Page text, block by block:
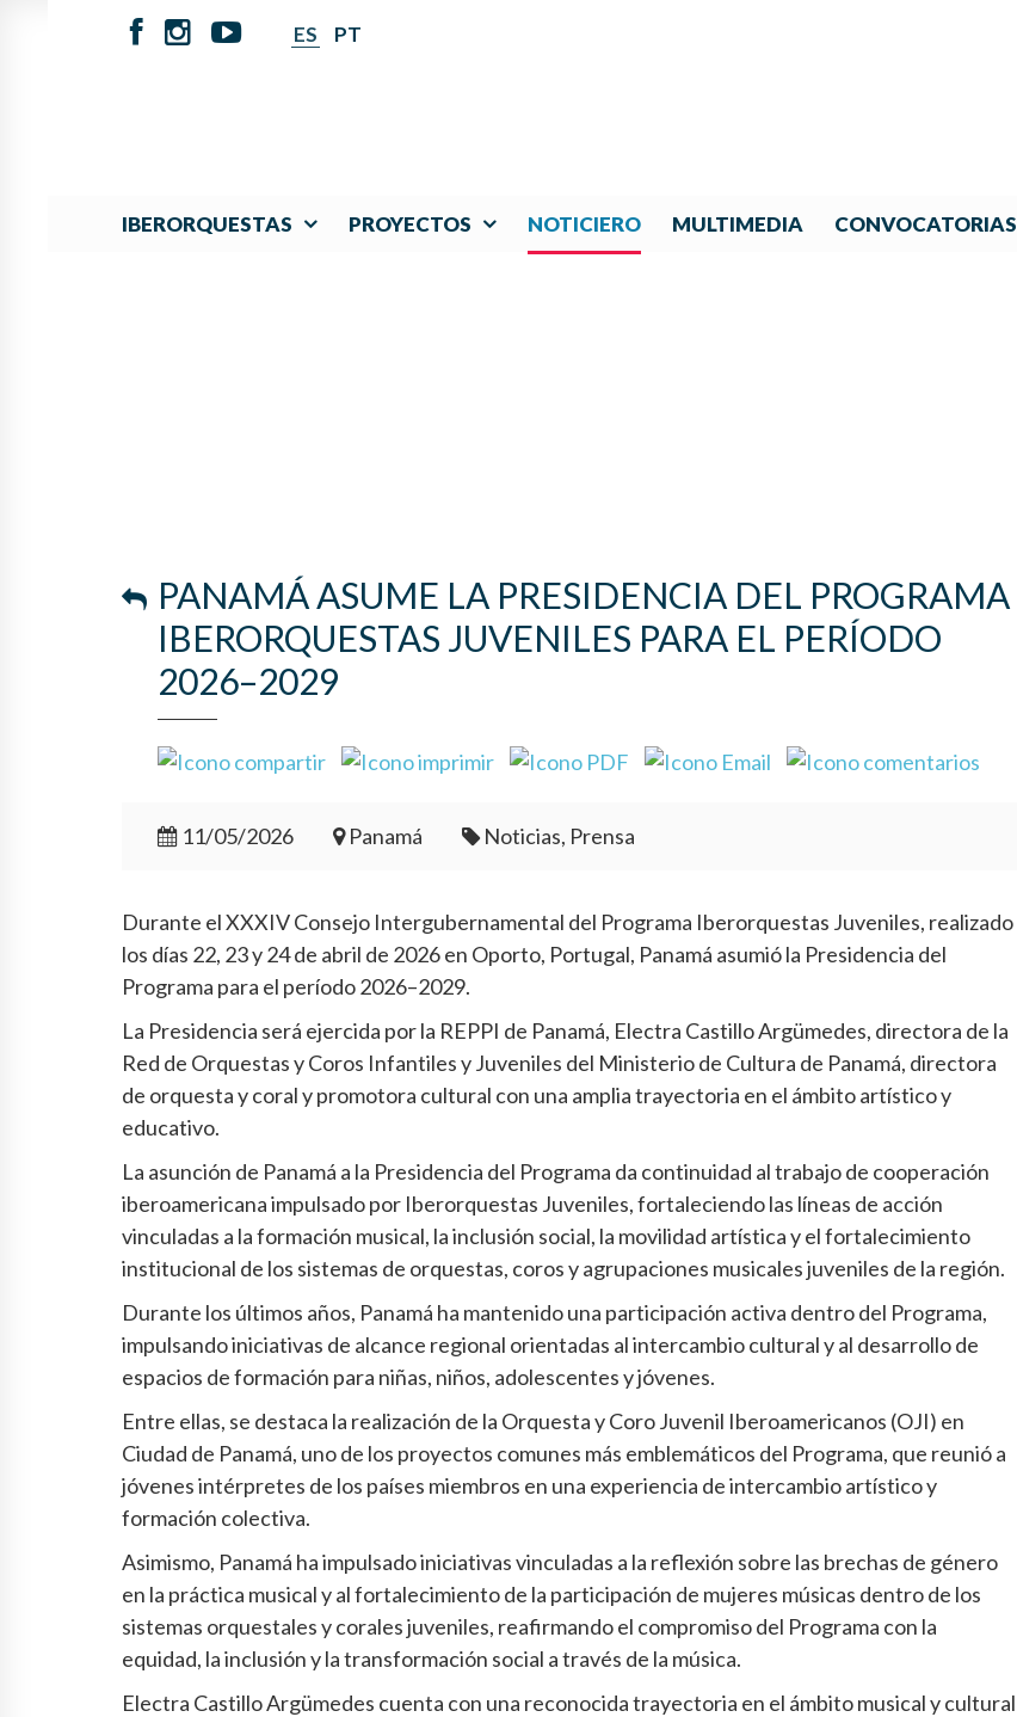
ES PT
IBERORQUESTAS PROYECTOS NOTICIERO MULTIMEDIA CONVOCATORIAS
PANAMÁ ASUME LA PRESIDENCIA DEL PROGRAMA
IBERORQUESTAS JUVENILES PARA EL PERÍODO
2026–2029
11/05/2026 Panamá Noticias, Prensa
Durante el XXXIV Consejo Intergubernamental del Programa Iberorquestas Juveniles, realizado
los días 22, 23 y 24 de abril de 2026 en Oporto, Portugal, Panamá asumió la Presidencia del
Programa para el período 2026–2029.
La Presidencia será ejercida por la REPPI de Panamá, Electra Castillo Argümedes, directora de la
Red de Orquestas y Coros Infantiles y Juveniles del Ministerio de Cultura de Panamá, directora
de orquesta y coral y promotora cultural con una amplia trayectoria en el ámbito artístico y
educativo.
La asunción de Panamá a la Presidencia del Programa da continuidad al trabajo de cooperación
iberoamericana impulsado por Iberorquestas Juveniles, fortaleciendo las líneas de acción
vinculadas a la formación musical, la inclusión social, la movilidad artística y el fortalecimiento
institucional de los sistemas de orquestas, coros y agrupaciones musicales juveniles de la región.
Durante los últimos años, Panamá ha mantenido una participación activa dentro del Programa,
impulsando iniciativas de alcance regional orientadas al intercambio cultural y al desarrollo de
espacios de formación para niñas, niños, adolescentes y jóvenes.
Entre ellas, se destaca la realización de la Orquesta y Coro Juvenil Iberoamericanos (OJI) en
Ciudad de Panamá, uno de los proyectos comunes más emblemáticos del Programa, que reunió a
jóvenes intérpretes de los países miembros en una experiencia de intercambio artístico y
formación colectiva.
Asimismo, Panamá ha impulsado iniciativas vinculadas a la reflexión sobre las brechas de género
en la práctica musical y al fortalecimiento de la participación de mujeres músicas dentro de los
sistemas orquestales y corales juveniles, reafirmando el compromiso del Programa con la
equidad, la inclusión y la transformación social a través de la música.
Electra Castillo Argümedes cuenta con una reconocida trayectoria en el ámbito musical y cultural